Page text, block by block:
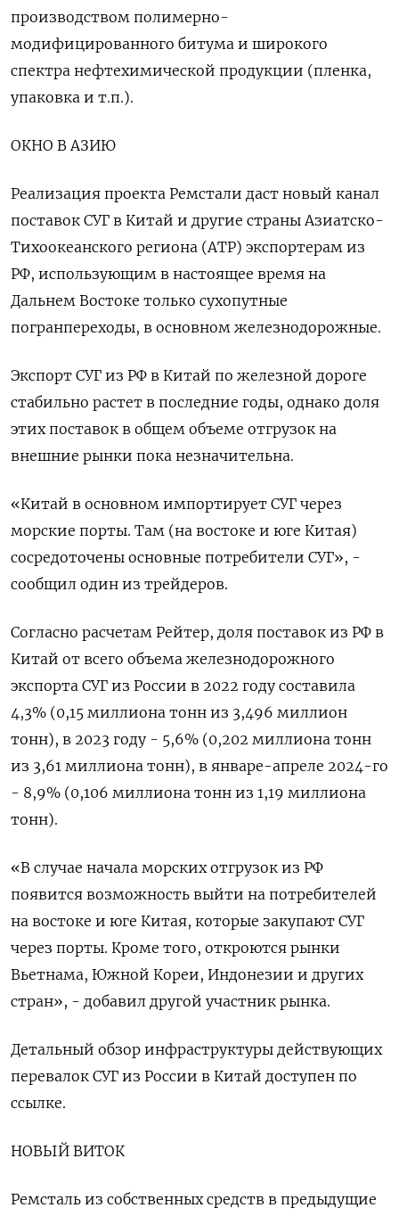
производством полимерно-
модифицированного битума и широкого
спектра нефтехимической продукции (пленка,
упаковка и т.п.).
ОКНО В АЗИЮ
Реализация проекта Ремстали даст новый канал
поставок СУГ в Китай и другие страны Азиатско-
Тихоокеанского региона (АТР) экспортерам из
РФ, использующим в настоящее время на
Дальнем Востоке только сухопутные
погранпереходы, в основном железнодорожные.
Экспорт СУГ из РФ в Китай по железной дороге
стабильно растет в последние годы, однако доля
этих поставок в общем объеме отгрузок на
внешние рынки пока незначительна.
«Китай в основном импортирует СУГ через
морские порты. Там (на востоке и юге Китая)
сосредоточены основные потребители СУГ», -
сообщил один из трейдеров.
Согласно расчетам Рейтер, доля поставок из РФ в
Китай от всего объема железнодорожного
экспорта СУГ из России в 2022 году составила
4,3% (0,15 миллиона тонн из 3,496 миллион
тонн), в 2023 году - 5,6% (0,202 миллиона тонн
из 3,61 миллиона тонн), в январе-апреле 2024-го
- 8,9% (0,106 миллиона тонн из 1,19 миллиона
тонн).
«В случае начала морских отгрузок из РФ
появится возможность выйти на потребителей
на востоке и юге Китая, которые закупают СУГ
через порты. Кроме того, откроются рынки
Вьетнама, Южной Кореи, Индонезии и других
стран», - добавил другой участник рынка.
Детальный обзор инфраструктуры действующих
перевалок СУГ из России в Китай доступен по
ссылке.
НОВЫЙ ВИТОК
Ремсталь из собственных средств в предыдущие